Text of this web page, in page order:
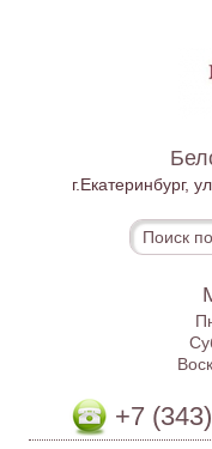
г.Екатеринбург,
+7